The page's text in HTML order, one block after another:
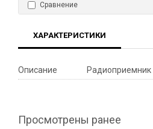
Сравнение
ХАРАКТЕРИСТИКИ
Описание Радиоприемник
Просмотрены ранее